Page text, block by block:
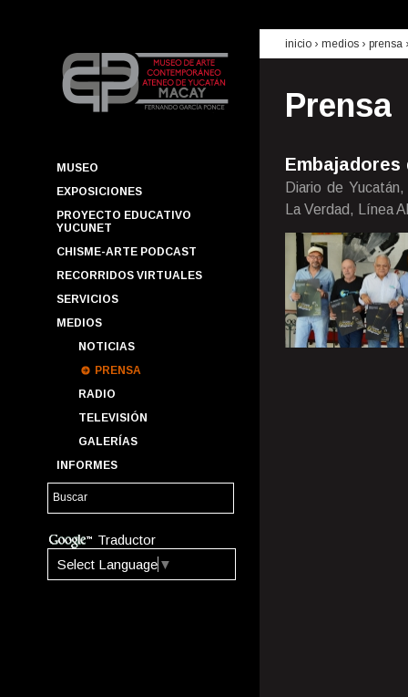
MUSEO
EXPOSICIONES
PROYECTO EDUCATIVO
YUCUNET
CHISME-ARTE PODCAST
RECORRIDOS VIRTUALES
SERVICIOS
MEDIOS
NOTICIAS
PRENSA
RADIO
TELEVISIÓN
GALERÍAS
INFORMES
Traductor
Select Language ▼
inicio › medios › prensa
Prensa
Diario de
La Verdad, Línea